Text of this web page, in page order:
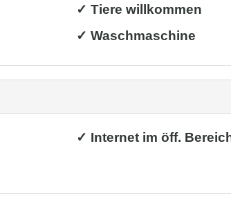
✓ Tiere willkommen
✓ Waschmaschine
✓ Internet im öff.